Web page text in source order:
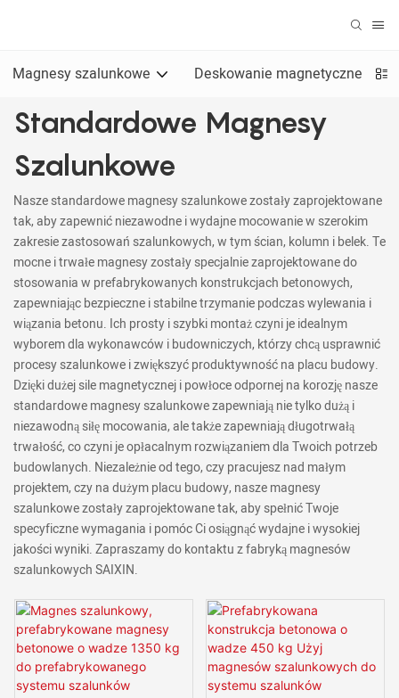
Magnesy szalunkowe Deskowanie magnetyczne
Standardowe Magnesy
Szalunkowe
Nasze standardowe magnesy szalunkowe zostały zaprojektowane
tak, aby zapewnić niezawodne i wydajne mocowanie w szerokim
zakresie zastosowań szalunkowych, w tym ścian, kolumn i belek. Te
mocne i trwałe magnesy zostały specjalnie zaprojektowane do
stosowania w prefabrykowanych konstrukcjach betonowych,
zapewniając bezpieczne i stabilne trzymanie podczas wylewania i
wiązania betonu. Ich prosty i szybki montaż czyni je idealnym
wyborem dla wykonawców i budowniczych, którzy chcą usprawnić
procesy szalunkowe i zwiększyć produktywność na placu budowy.
Dzięki dużej sile magnetycznej i powłoce odpornej na korozję nasze
standardowe magnesy szalunkowe zapewniają nie tylko dużą i
niezawodną siłę mocowania, ale także zapewniają długotrwałą
trwałość, co czyni je opłacalnym rozwiązaniem dla Twoich potrzeb
budowlanych. Niezależnie od tego, czy pracujesz nad małym
projektem, czy na dużym placu budowy, nasze magnesy
szalunkowe zostały zaprojektowane tak, aby spełnić Twoje
specyficzne wymagania i pomóc Ci osiągnąć wydajne i wysokiej
jakości wyniki. Zapraszamy do kontaktu z fabryką magnesów
szalunkowych SAIXIN.